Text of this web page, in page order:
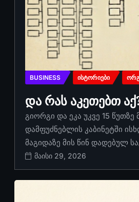
BUSINESS ᲘᲡᲢᲝᲠᲘᲔᲑᲘ
და რას აკეთებთ
გიორგი და ეკა უკვე 15
დამფუძნებლის კაბინეტში
მაგიდაზე მის წინ დადებულ
მაისი 29, 2026